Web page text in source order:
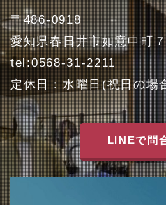
〒486-0918
愛知県春日井市如意申町
tel:0568-31-2211
定休日：水曜日(祝日の場
LINEで問